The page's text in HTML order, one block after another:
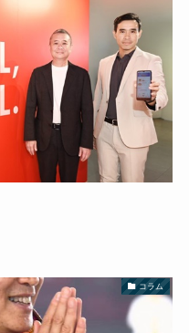
コラム